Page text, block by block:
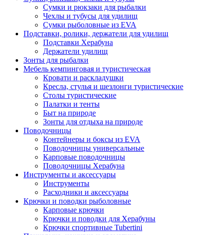
Сумки и рюкзаки для рыбалки
Чехлы и тубусы для удилищ
Сумки рыболовные из EVA
Подставки, ролики, держатели для удилищ
Подставки Херабуна
Держатели удилищ
Зонты для рыбалки
Мебель кемпинговая и туристическая
Кровати и раскладушки
Кресла, стулья и шезлонги туристические
Столы туристические
Палатки и тенты
Быт на природе
Зонты для отдыха на природе
Поводочницы
Контейнеры и боксы из EVA
Поводочницы универсальные
Карповые поводочницы
Поводочницы Херабуна
Инструменты и аксессуары
Инструменты
Расходники и аксессуары
Крючки и поводки рыболовные
Карповые крючки
Крючки и поводки для Херабуны
Крючки спортивные Tubertini